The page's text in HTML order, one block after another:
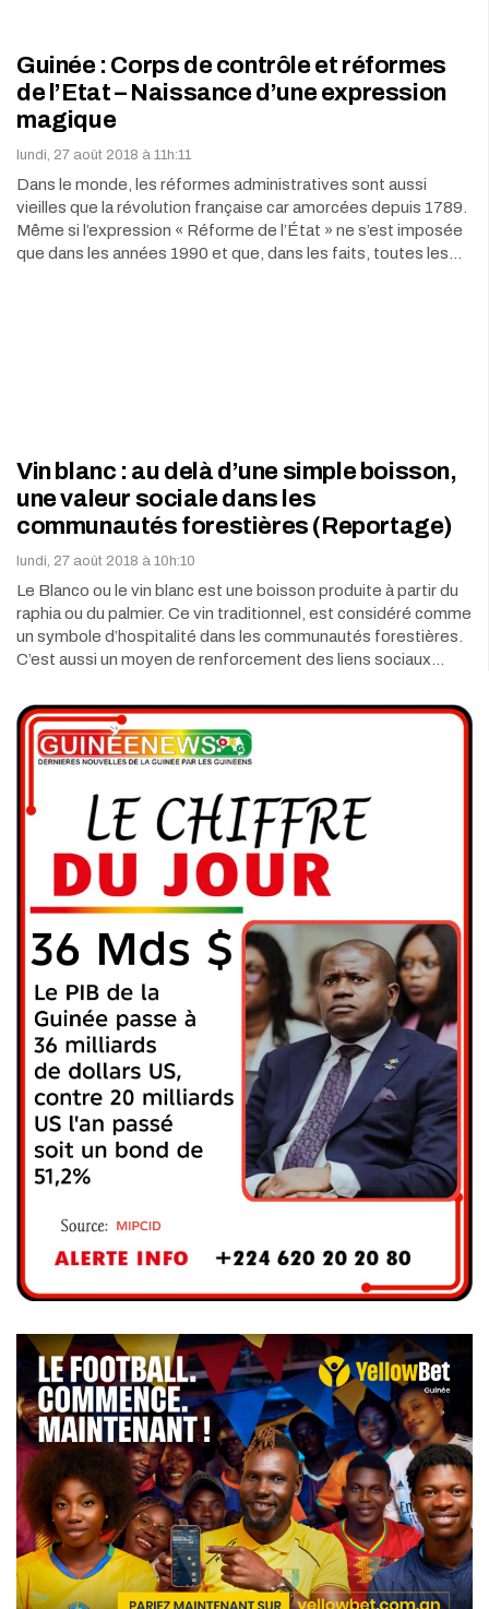
Guinée : Corps de contrôle et réformes
de l’Etat – Naissance d’une expression
magique
lundi, 27 août 2018 à 11h:11
Dans le monde, les réformes administratives sont aussi
vieilles que la révolution française car amorcées depuis 1789.
Même si l’expression « Réforme de l’État » ne s’est imposée
que dans les années 1990 et que, dans les faits, toutes les…
Vin blanc : au delà d’une simple boisson,
une valeur sociale dans les
communautés forestières (Reportage)
lundi, 27 août 2018 à 10h:10
Le Blanco ou le vin blanc est une boisson produite à partir du
raphia ou du palmier. Ce vin traditionnel, est considéré comme
un symbole d’hospitalité dans les communautés forestières.
C’est aussi un moyen de renforcement des liens sociaux…